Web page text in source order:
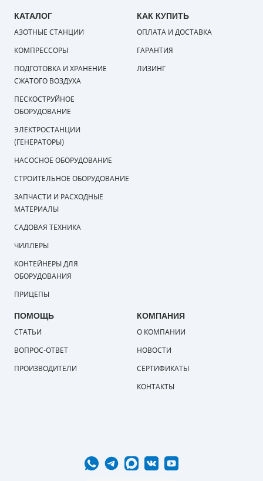
КАТАЛОГ
АЗОТНЫЕ СТАНЦИИ
КОМПРЕССОРЫ
ПОДГОТОВКА И ХРАНЕНИЕ
СЖАТОГО ВОЗДУХА
ПЕСКОСТРУЙНОЕ
ОБОРУДОВАНИЕ
ЭЛЕКТРОСТАНЦИИ
(ГЕНЕРАТОРЫ)
НАСОСНОЕ ОБОРУДОВАНИЕ
СТРОИТЕЛЬНОЕ ОБОРУДОВАНИЕ
ЗАПЧАСТИ И РАСХОДНЫЕ
МАТЕРИАЛЫ
САДОВАЯ ТЕХНИКА
ЧИЛЛЕРЫ
КОНТЕЙНЕРЫ ДЛЯ
ОБОРУДОВАНИЯ
ПРИЦЕПЫ
КАК КУПИТЬ
ОПЛАТА И ДОСТАВКА
ГАРАНТИЯ
ЛИЗИНГ
ПОМОЩЬ
СТАТЬИ
ВОПРОС-ОТВЕТ
ПРОИЗВОДИТЕЛИ
КОМПАНИЯ
О КОМПАНИИ
НОВОСТИ
СЕРТИФИКАТЫ
КОНТАКТЫ